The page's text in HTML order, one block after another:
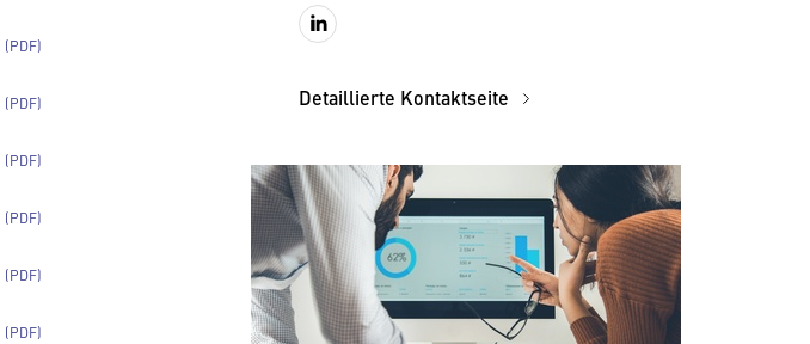
Detaillierte Kontaktseite